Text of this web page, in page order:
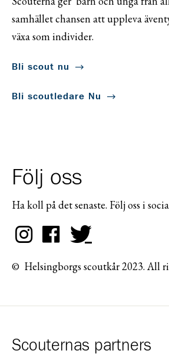
samhället chansen att uppleva
växa som individer.
Bli scout nu
Bli scoutledare Nu
Följ oss
Ha koll på det senaste. Följ oss i
© Helsingborgs scoutkår 2023. All
Scouternas partners